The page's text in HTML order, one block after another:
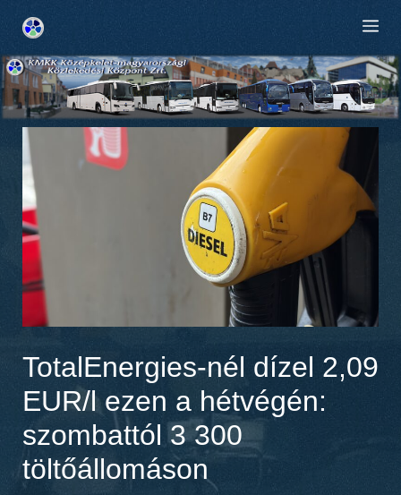
tartalomba
TotalEnergies-nél dízel 2,09
EUR/l ezen a hétvégén:
szombattól 3 300
töltőállomáson